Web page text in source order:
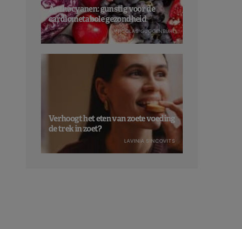
Anthocyanen: gunstig voor de
cardiometabole gezondheid
NICOLAS GUGGENBÜHL
Verhoogt het eten van zoete voeding
de trek in zoet?
LAVINIA SINCOVITS